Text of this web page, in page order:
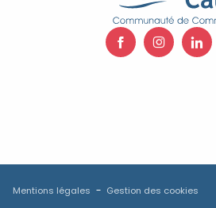
Mentions légales Gestion des cookies